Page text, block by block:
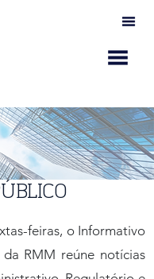
feiras, o Informativo
RMM reúne notícias